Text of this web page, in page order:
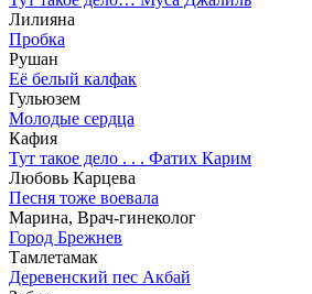
Лилияна
Пробка
Рушан
Её белый калфак
Гульюзем
Молодые сердца
Кафия
Тут такое дело . . . Фатих Карим
Любовь Карцева
Песня тоже воевала
Марина, Врач-гинеколог
Город Брежнев
Тамлетамак
Деревенский пес Акбай